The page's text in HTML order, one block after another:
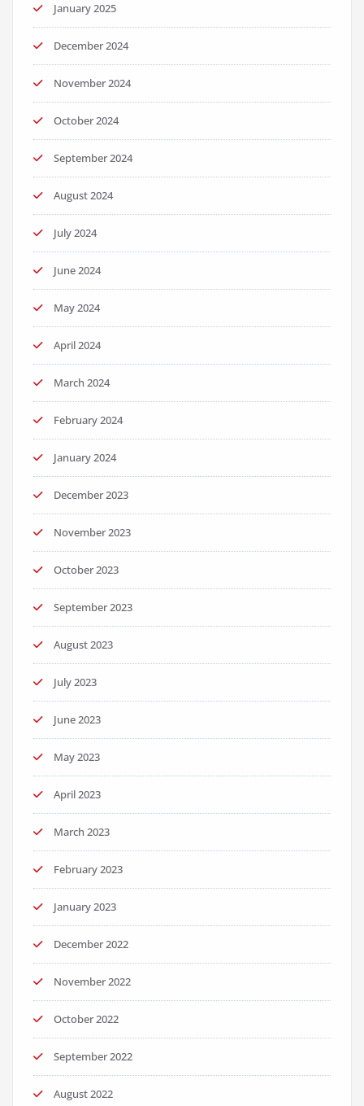
January 2025
December 2024
November 2024
October 2024
September 2024
August 2024
July 2024
June 2024
May 2024
April 2024
March 2024
February 2024
January 2024
December 2023
November 2023
October 2023
September 2023
August 2023
July 2023
June 2023
May 2023
April 2023
March 2023
February 2023
January 2023
December 2022
November 2022
October 2022
September 2022
August 2022